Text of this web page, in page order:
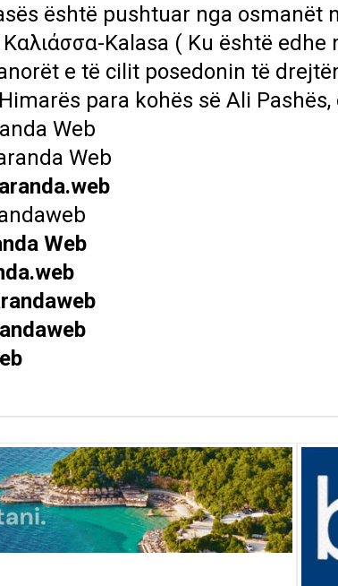
është pushtuar nga osmanët
Kalasa ( Ku është
e të cilit posedonin të
para kohës së Ali
Web
Web
Web